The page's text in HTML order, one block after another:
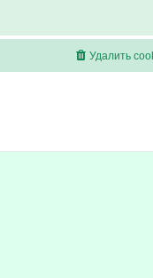
Удалить